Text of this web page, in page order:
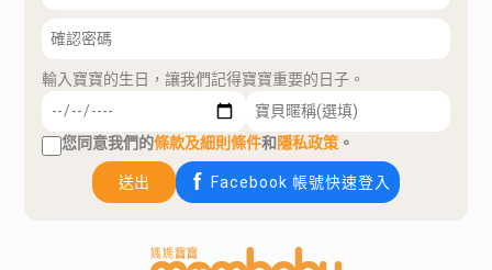
輸入寶寶的生日，讓我們記得寶寶重要的日子。
您同意我們的條款及細則條件和隱私政策 。
送出 Facebook 帳號快速登入